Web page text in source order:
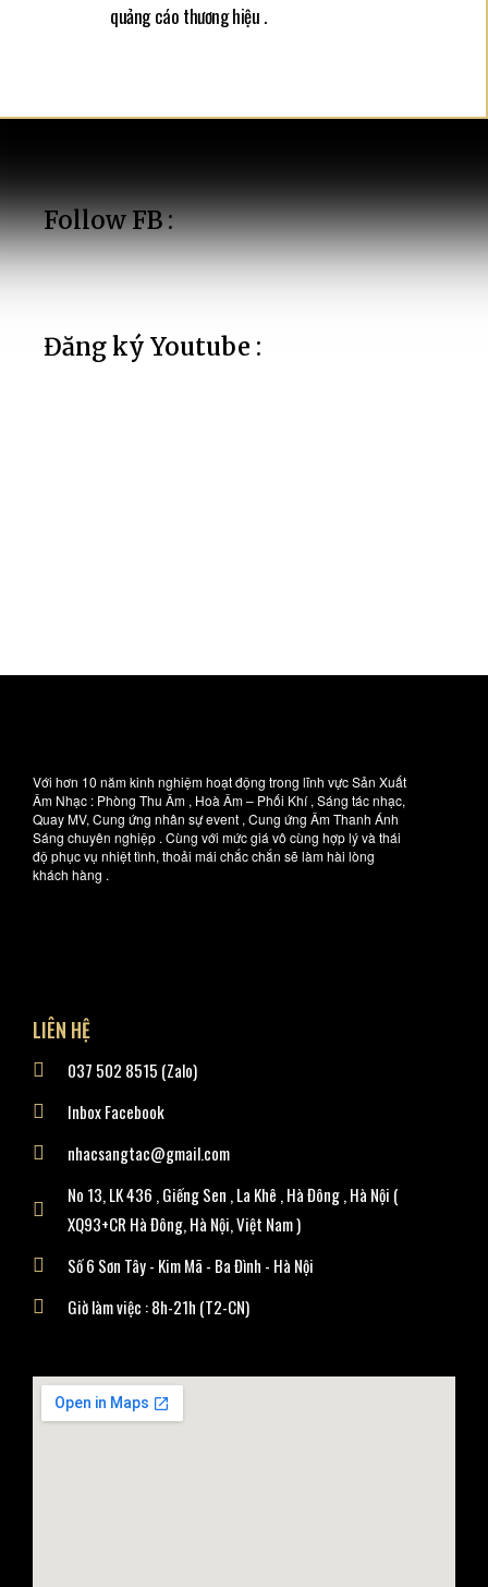
quảng cáo thương hiệu .
Follow FB :
Đăng ký Youtube :
Với hơn 10 năm kinh nghiệm hoạt động trong lĩnh vực Sản Xuất
Âm Nhạc : Phòng Thu Âm , Hoà Âm – Phối Khí , Sáng tác nhạc,
Quay MV, Cung ứng nhân sự event , Cung ứng Âm Thanh Ánh
Sáng chuyên nghiệp . Cùng với mức giá vô cùng hợp lý và thái
độ phục vụ nhiệt tình, thoải mái chắc chắn sẽ làm hài lòng
khách hàng .
LIÊN HỆ
037 502 8515 (Zalo)
Inbox Facebook
nhacsangtac@gmail.com
No 13, LK 436 , Giếng Sen , La Khê , Hà Đông , Hà Nội (
XQ93+CR Hà Đông, Hà Nội, Việt Nam )
Số 6 Sơn Tây - Kim Mã - Ba Đình - Hà Nội
Giờ làm việc : 8h-21h (T2-CN)